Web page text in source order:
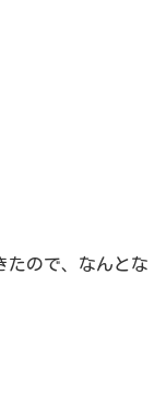
たので、なんとな